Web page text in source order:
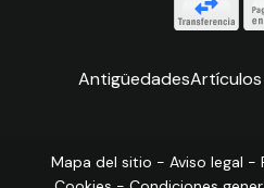
Antigüedades
Mapa del sitio - Aviso legal -